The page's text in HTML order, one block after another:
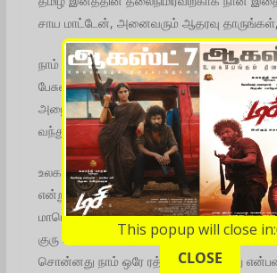
சாய மாட்டேன், அனைவரும் ஆதரவு தாருங்கள்,
நாம் தமிழர் கட்சி தலைமை
பேசுகையில், “தம்பி கெளதமன் மிகுந்த‌
அழைத்ததால் வெளியூரில் இருந்து இந்த
வந்துள்ளேன். அதனால் ஏற்பட்ட தாமதத்திற்கு
உலகத் தமிழர்களின் ஒப்பற்ற ஒரே தலைவன்
என்று பேசியவர் அண்ணன் காடுவெட்டி குரு
மாபெரும் சமூகமே மாவீரன் என்று வணங்கிக்
குரு அவர்களே அண்ணன் பிரபாகரனை மாவீரன்
சொன்னது நாம் ஒரே ரத்தம் ஒரே மரபணு
This popup will close in:
CLOSE